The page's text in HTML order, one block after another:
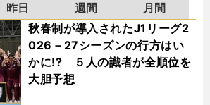
昨日 週間
月間
秋春制が導入されたJ1リーグ2
026－27シーズンの行方はい
かに!? ５人の識者が全順位を
大胆予想